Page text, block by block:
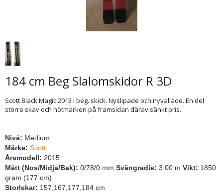
184 cm Beg Slalomskidor R 3D
Scott Black Magic 2015 i beg. skick. Nyslipade och nyvallade. En del
större skav och nötmärken på framsidan därav sänkt pris.
Nivå: Medium
Märke: Scott
Årsmodell: 2015
Mått (Nos/Midja/Bak): 0/78/0 mm Svängradie: 3.00 m Vikt: 1850
gram (177 cm)
Storlekar: 157,167,177,184 cm